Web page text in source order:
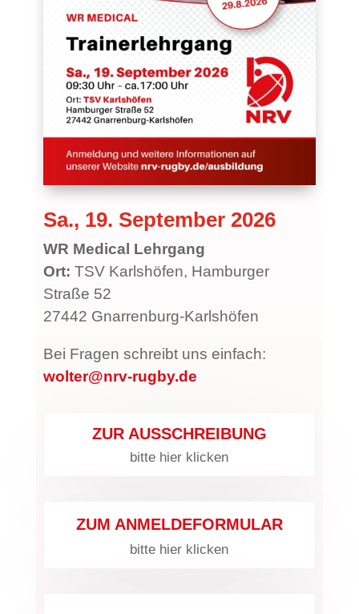
Sa., 19. September 2026
WR Medical Lehrgang
Ort: TSV Karlshöfen, Hamburger
Straße 52
27442 Gnarrenburg-Karlshöfen
Bei Fragen schreibt uns einfach:
wolter@nrv-rugby.de
ZUR AUSSCHREIBUNG
bitte hier klicken
ZUM ANMELDEFORMULAR
bitte hier klicken